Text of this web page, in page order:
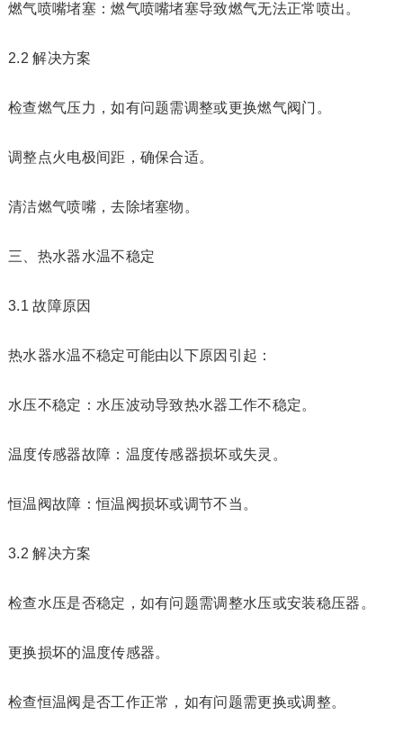
燃气喷嘴堵塞：燃气喷嘴堵塞导致燃气无法正常喷出。
2.2 解决方案
检查燃气压力，如有问题需调整或更换燃气阀门。
调整点火电极间距，确保合适。
清洁燃气喷嘴，去除堵塞物。
三、热水器水温不稳定
3.1 故障原因
热水器水温不稳定可能由以下原因引起：
水压不稳定：水压波动导致热水器工作不稳定。
温度传感器故障：温度传感器损坏或失灵。
恒温阀故障：恒温阀损坏或调节不当。
3.2 解决方案
检查水压是否稳定，如有问题需调整水压或安装稳压器。
更换损坏的温度传感器。
检查恒温阀是否工作正常，如有问题需更换或调整。